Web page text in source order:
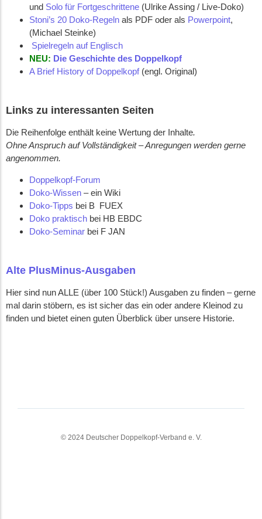
und Solo für Fortgeschrittene (Ulrike Assing / Live-Doko)
Stoni’s 20 Doko-Regeln als PDF oder als Powerpoint,
(Michael Steinke)
Spielregeln auf Englisch
NEU: Die Geschichte des Doppelkopf
A Brief History of Doppelkopf(engl. Original)
Links zu interessanten Seiten
Die Reihenfolge enthält keine Wertung der Inhalte.
Ohne Anspruch auf Vollständigkeit – Anregungen werden gerne
angenommen.
Doppelkopf-Forum
Doko-Wissen – ein Wiki
Doko-Tipps bei B FUEX
Doko praktisch bei HB EBDC
Doko-Seminar bei F JAN
Alte PlusMinus-Ausgaben
Hier sind nun ALLE (über 100 Stück!) Ausgaben zu finden – gerne
mal darin stöbern, es ist sicher das ein oder andere Kleinod zu
finden und bietet einen guten Überblick über unsere Historie.
© 2024 Deutscher Doppelkopf-Verband e. V.